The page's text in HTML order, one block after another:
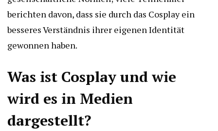
berichten davon, dass sie durch das Cosplay ein
besseres Verständnis ihrer eigenen Identität
gewonnen haben.
Was ist Cosplay und wie
wird es in Medien
dargestellt?